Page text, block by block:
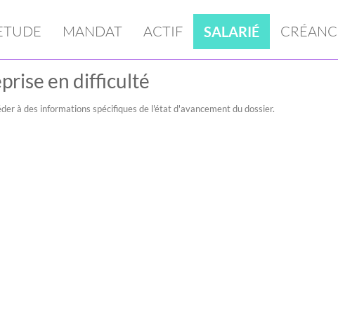
MANDAT ACTIF SALARIÉ
en difficulté
à des informations spécifiques de l'état d'avancement du dossier.